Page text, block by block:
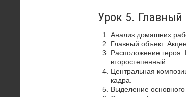
Урок 5. Главный
Анализ домашних
Главный объект.
Расположение
второстепенный.
Центральная
кадра.
Выделение основного